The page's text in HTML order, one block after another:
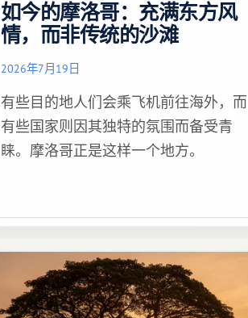
如今的摩洛哥：充满东方风
情，而非传统的沙滩
2026年7月19日
有些目的地人们会乘飞机前往海外，而
有些国家则因其独特的氛围而备受青
睐。摩洛哥正是这样一个地方。